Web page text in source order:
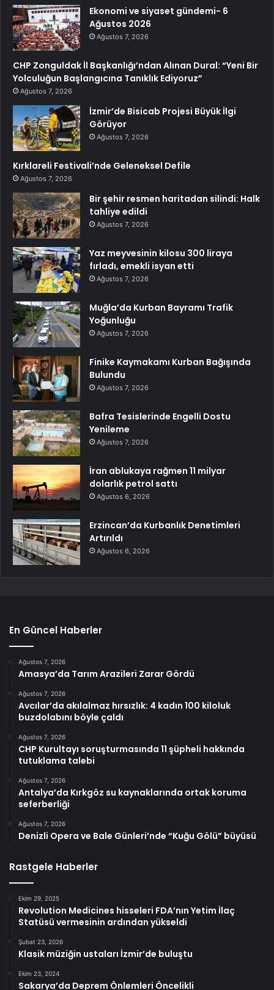
Ekonomi ve siyaset gündemi- 6
Ağustos 2026
Ağustos 7, 2026
CHP Zonguldak İl Başkanlığı’ndan Alınan Dural: “Yeni Bir
Yolculuğun Başlangıcına Tanıklık Ediyoruz”
Ağustos 7, 2026
İzmir’de Bisicab Projesi Büyük İlgi
Görüyor
Ağustos 7, 2026
Kırklareli Festivali’nde Geleneksel Defile
Ağustos 7, 2026
Bir şehir resmen haritadan silindi: Halk
tahliye edildi
Ağustos 7, 2026
Yaz meyvesinin kilosu 300 liraya
fırladı, emekli isyan etti
Ağustos 7, 2026
Muğla’da Kurban Bayramı Trafik
Yoğunluğu
Ağustos 7, 2026
Finike Kaymakamı Kurban Bağışında
Bulundu
Ağustos 7, 2026
Bafra Tesislerinde Engelli Dostu
Yenileme
Ağustos 7, 2026
İran ablukaya rağmen 11 milyar
dolarlık petrol sattı
Ağustos 6, 2026
Erzincan’da Kurbanlık Denetimleri
Artırıldı
Ağustos 6, 2026
En Güncel Haberler
Ağustos 7, 2026
Amasya’da Tarım Arazileri Zarar Gördü
Ağustos 7, 2026
Avcılar’da akılalmaz hırsızlık: 4 kadın 100 kiloluk
buzdolabını böyle çaldı
Ağustos 7, 2026
CHP Kurultayı soruşturmasında 11 şüpheli hakkında
tutuklama talebi
Ağustos 7, 2026
Antalya’da Kırkgöz su kaynaklarında ortak koruma
seferberliği
Ağustos 7, 2026
Denizli Opera ve Bale Günleri’nde “Kuğu Gölü” büyüsü
Rastgele Haberler
Ekim 29, 2025
Revolution Medicines hisseleri FDA’nın Yetim İlaç
Statüsü vermesinin ardından yükseldi
Şubat 23, 2026
Klasik müziğin ustaları İzmir’de buluştu
Ekim 23, 2024
Sakarya’da Deprem Önlemleri Öncelikli